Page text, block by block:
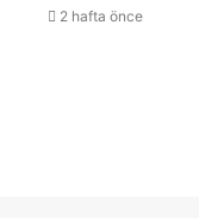
2 hafta önce